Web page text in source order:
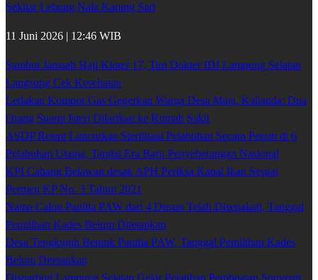
Sekitar Lebung Nala Karang Sari
11 Juni 2026 | 12:46 WIB
Sambut Jamaah Haji Kloter 17, Tim Dokter IDI Lampung Selatan
Langsung Cek Kesehatan
Ledakan Kompor Gas Gegerkan Warga Desa Maja, Kalianda: Dua
Orang Suami Isteri Dilarikan ke Rumah Sakit
ASDP Resmi Luncurkan Sterilisasi Pelabuhan Secara Penuh di 6
Pelabuhan Utama, Tandai Era Baru Penyeberangan Nasional
KPI Cabang Belawan desak APH Periksa Kapal Ikan Sesuai
Permen KP No. 3 Tahun 2021
Nama Calon Panitia PAW dari 4 Dusun Telah Disepakati, Tanggal
Pemilihan Kades Belum Ditetapkan
Desa Tengkujuh Bentuk Panitia PAW, Tanggal Pemilihan Kades
Belum Ditetapkan